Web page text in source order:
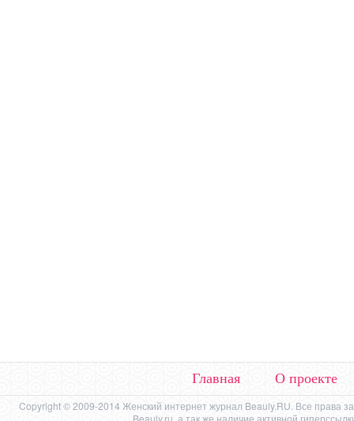
Главная О проекте
Copyright © 2009-2014 Женский интернет журнал Beauly.RU. Все права
Beauly.ru, а так же наличие активной